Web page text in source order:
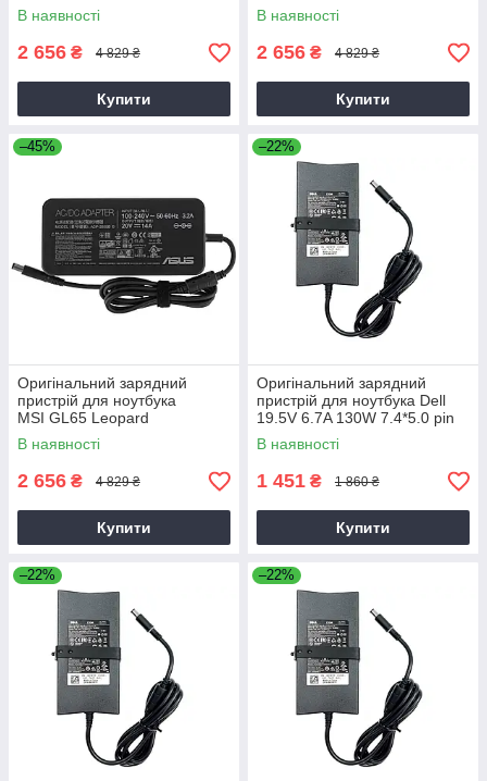
В наявності
2 656 ₴ 4 829 ₴
Купити
В наявності
2 656 ₴ 4 829 ₴
Купити
–45%
Оригінальний зарядний
пристрій для ноутбука
MSI GL65 Leopard
В наявності
2 656 ₴ 4 829 ₴
Купити
–22%
Оригінальний зарядний
пристрій для ноутбука Dell
19.5V 6.7A 130W 7.4*5.0 pin
Slim (PA-4E)
В наявності
1 451 ₴ 1 860 ₴
Купити
–22% –22%